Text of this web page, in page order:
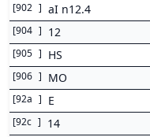
[902 ] aI n12.4
[904 ] 12
[905 ] HS
[906 ] MO
[92a ] E
[92c ] 14